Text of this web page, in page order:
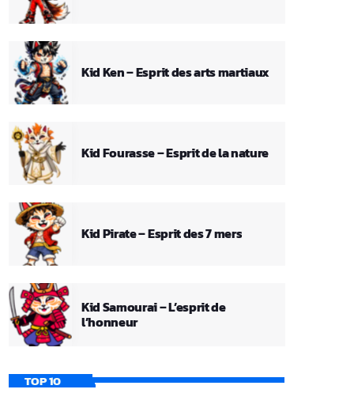
Kid Ken – Esprit des arts martiaux
Kid Fourasse – Esprit de la nature
Kid Pirate – Esprit des 7 mers
Kid Samourai – L’esprit de
l’honneur
TOP 10